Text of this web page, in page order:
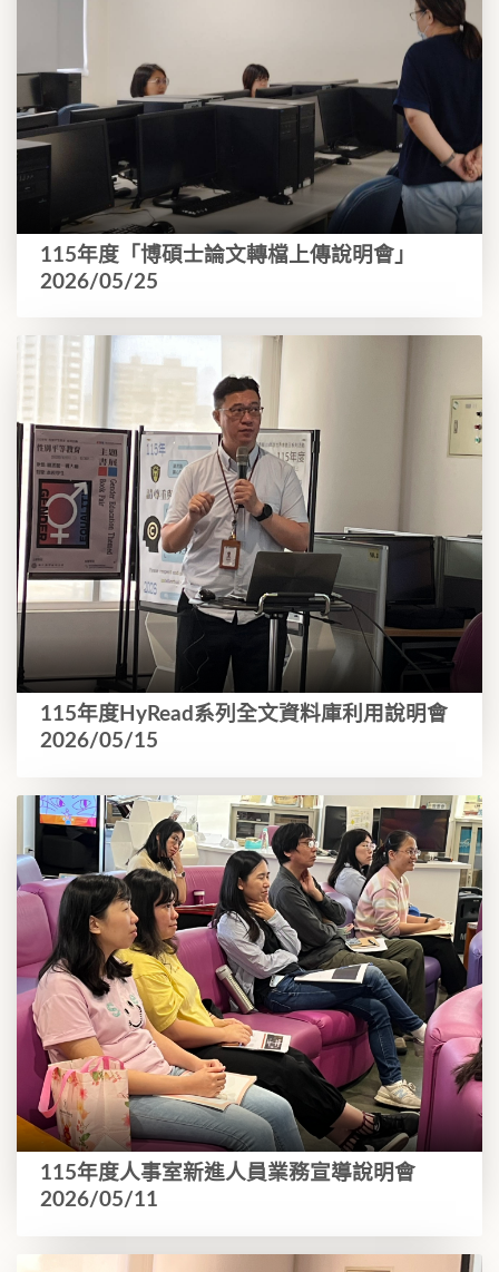
115年度「博碩士論文轉檔上傳說明會」
2026/05/25
115年度HyRead系列全文資料庫利用說明會
2026/05/15
115年度人事室新進人員業務宣導說明會
2026/05/11